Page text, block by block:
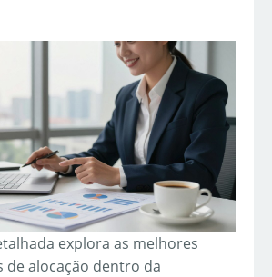
explora as melhores
alocação dentro da